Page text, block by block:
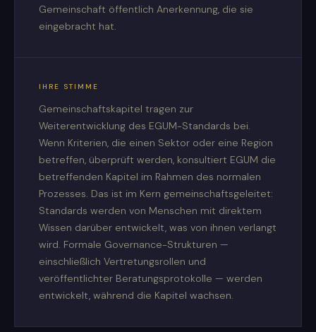
Gemeinschaft öffentlich Anerkennung, die sie
eingebracht hat.
IHRE STIMME
Gemeinschaftskapitel tragen zur
Weiterentwicklung des EGUM-Standards bei.
Wenn Kriterien, die einen Sektor oder eine Region
betreffen, überprüft werden, konsultiert EGUM die
betreffenden Kapitel im Rahmen des normalen
Prozesses. Das ist im Kern gemeinschaftsgeleitet:
Standards werden von Menschen mit direktem
Wissen darüber entwickelt, was von ihnen verlangt
wird. Formale Governance-Strukturen —
einschließlich Vertretungsrollen und
veröffentlichter Beratungsprotokolle — werden
entwickelt, während die Kapitel wachsen.